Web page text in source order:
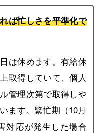
ば忙しさを平準化で
は休めます。有給休
取得していて、個人
管理次第で取得しや
ます。繁忙期（10月
対応が発生した場合